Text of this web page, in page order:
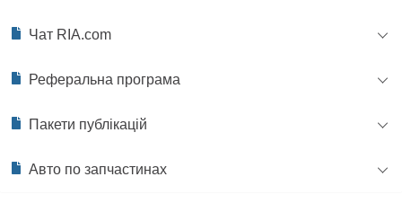
Чат RIA.com
Реферальна програма
Пакети публікацій
Авто по запчастинах